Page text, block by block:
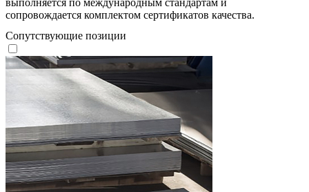
сопровождается комплектом сертификатов качества.
Сопутствующие позиции